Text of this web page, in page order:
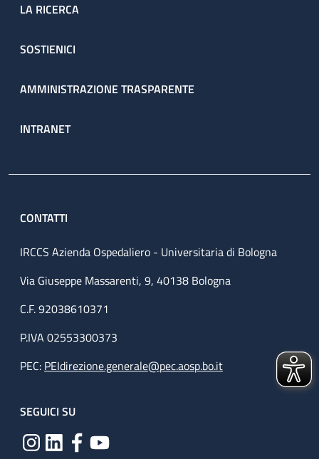
LA RICERCA
SOSTIENICI
AMMINISTRAZIONE TRASPARENTE
INTRANET
CONTATTI
IRCCS Azienda Ospedaliero - Universitaria di Bologna
Via Giuseppe Massarenti, 9, 40138 Bologna
C.F. 92038610371
P.IVA 02553300373
PEC: PEIdirezione.generale@pec.aosp.bo.it
SEGUICI SU